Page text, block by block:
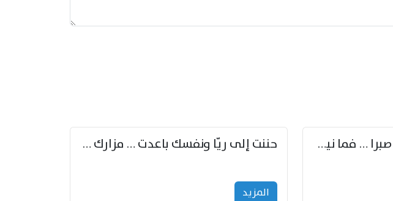
فصبرا في مجال الموت صبرا … فما نيل الخلود بمستطاع حننت إلى ريّا ونفسك باعدت … مزارك من ريّا وشعباكما معا
المزید